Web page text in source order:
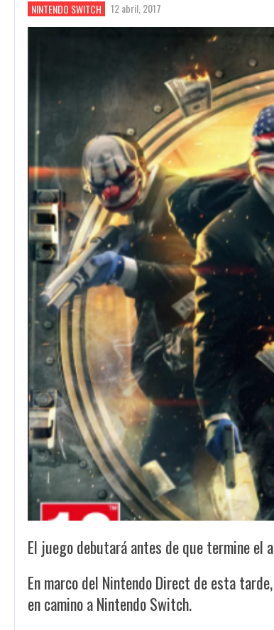
NINTENDO SWITCH 12 abril, 2017
El juego debutará antes de que termine el
En marco del Nintendo Direct de esta
en camino a Nintendo Switch.